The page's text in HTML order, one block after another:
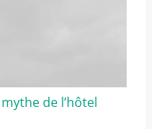
de l’hôtel